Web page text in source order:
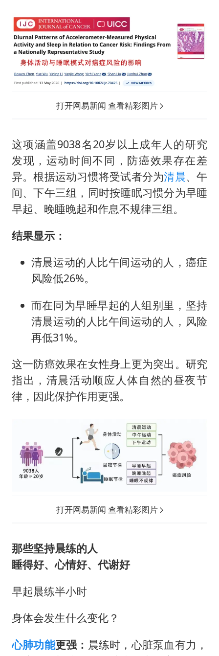
打开网易新闻 查看精彩图片
这项涵盖9038名20岁以上成年人的研究
发现，运动时间不同，防癌效果存在差
异。根据运动习惯将受试者分为清晨、午
间、下午三组，同时按睡眠习惯分为早睡
早起、晚睡晚起和作息不规律三组。
结果显示：
清晨运动的人比午间运动的人，癌症
风险低26%。
而在同为早睡早起的人组别里，坚持
清晨运动的人比午间运动的人，风险
再低31%。
这一防癌效果在女性身上更为突出。研究
指出，清晨活动顺应人体自然的昼夜节
律，因此保护作用更强。
打开网易新闻 查看精彩图片
那些坚持晨练的人
睡得好、心情好、代谢好
早起晨练半小时
身体会发生什么变化？
心肺功能更强： 晨练时，心脏泵血有力，